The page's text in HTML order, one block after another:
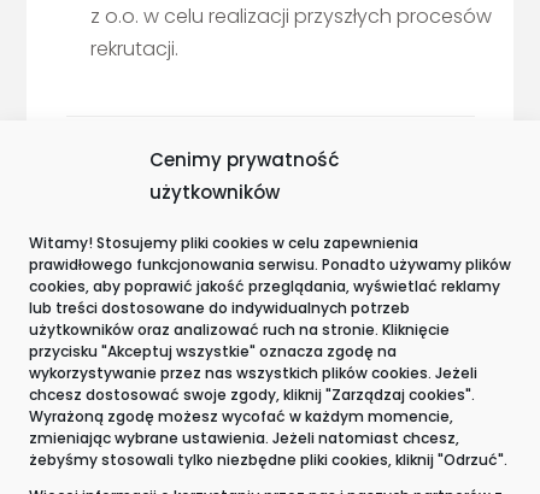
Cenimy prywatność
użytkowników
Witamy! Stosujemy pliki cookies w celu zapewnienia
prawidłowego funkcjonowania serwisu. Ponadto używamy plików
cookies, aby poprawić jakość przeglądania, wyświetlać reklamy
lub treści dostosowane do indywidualnych potrzeb
użytkowników oraz analizować ruch na stronie. Kliknięcie
przycisku "Akceptuj wszystkie" oznacza zgodę na
wykorzystywanie przez nas wszystkich plików cookies. Jeżeli
chcesz dostosować swoje zgody, kliknij "Zarządzaj cookies".
Wyrażoną zgodę możesz wycofać w każdym momencie,
zmieniając wybrane ustawienia. Jeżeli natomiast chcesz,
żebyśmy stosowali tylko niezbędne pliki cookies, kliknij "Odrzuć".
z o.o. w celu realizacji przyszłych procesów
rekrutacji.
Wyróżnienia i certyfikacje